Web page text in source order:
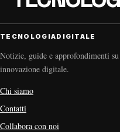
TECNOLOGIADIGITALE
Notizie, guide e approfondimenti
innovazione digitale.
Chi siamo
Contatti
Collabora con noi